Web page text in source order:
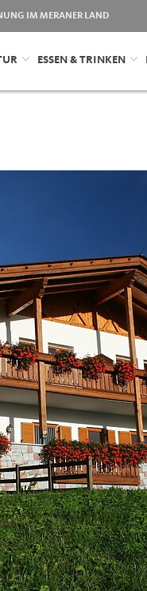
IM MERANER LAND
ESSEN & TRINKEN